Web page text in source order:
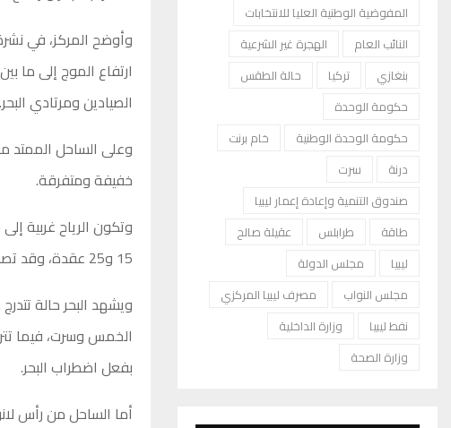
ارتفاع الموج إلى ما
الصيادين ومرتادي البحر.
وعلى الساحل الممتد
خفيفة ومتفرقة.
وتكون الرياح غربية
15 و25 عقدة، وقد تصل اليوم إلى نحو 30 عقدة على ساحل الخمس.
ويشهد البحر حالة
بفعل اضطراب البحر.
أما الساحل من رأس
المفوضية الوطنية العليا للانتخابات
النائب العام
الهجرة غير الشرعية
بنغازي
تركيا
حالة الطقس
حكومة الوحدة
حكومة الوحدة الوطنية
خام برنت
درنة
سرت
صندوق التنمية وإعادة إعمار ليبيا
طاقة
طرابلس
عقيلة صالح
ليبيا
مجلس الدولة
مجلس النواب
مصرف ليبيا المركزي
نفط ليبيا
وزارة الداخلية
وزارة الصحة